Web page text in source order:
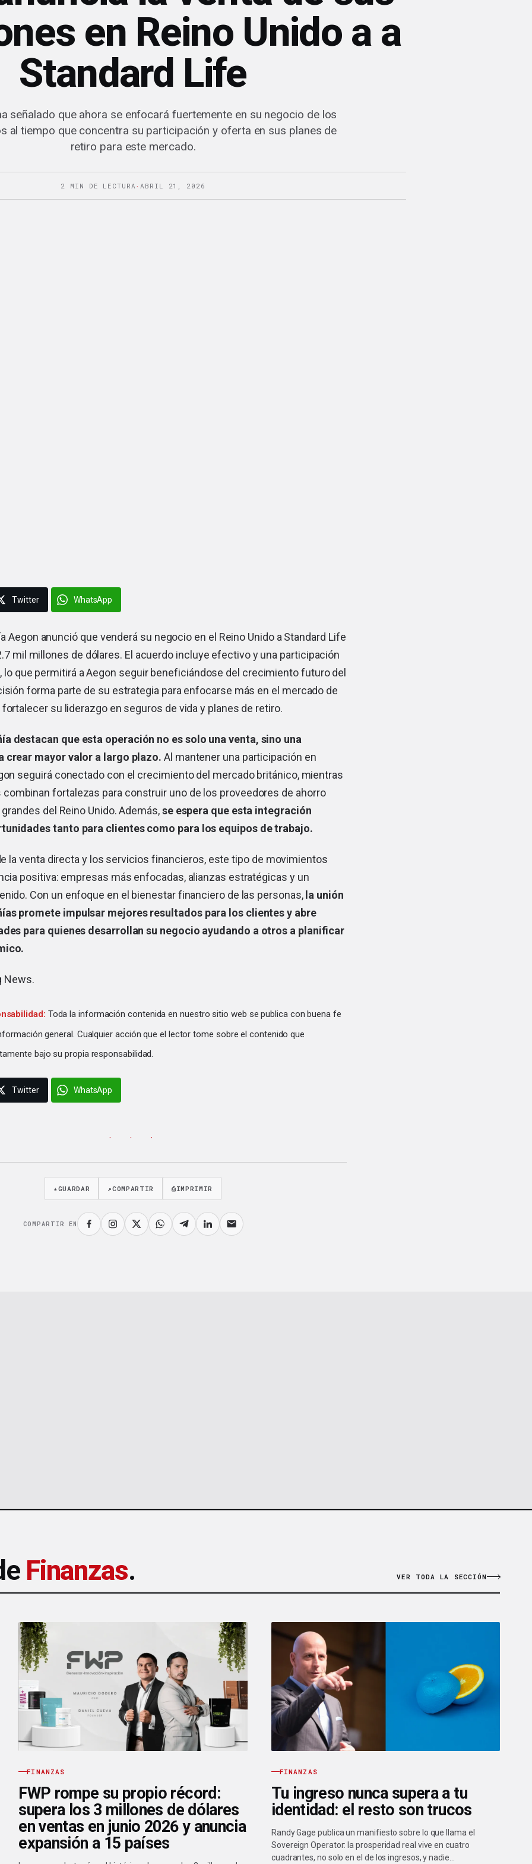
en Reino Unido a a
Standard Life
señalado que ahora se enfocará fuertemente en su negocio de los
al tiempo que concentra su participación y oferta en sus planes de
retiro para este mercado.
2 MIN DE LECTURA ·ABRIL 21, 2026
Twitter WhatsApp
Aegon anunció que venderá su negocio en el Reino Unido a Standard Life
mil millones de dólares. El acuerdo incluye efectivo y una participación
lo que permitirá a Aegon seguir beneficiándose del crecimiento futuro del
forma parte de su estrategia para enfocarse más en el mercado de
su liderazgo en seguros de vida y planes de retiro.
destacan que esta operación no es solo una venta, sino una
crear mayor valor a largo plazo.Al mantener una participación en
seguirá conectado con el crecimiento del mercado británico, mientras
fortalezas para construir uno de los proveedores de ahorro
del Reino Unido. Además,se espera que esta integración
tanto para clientes como para los equipos de trabajo.
la venta directa y los servicios financieros, este tipo de movimientos
positiva: empresas más enfocadas, alianzas estratégicas y un
Con un enfoque en el bienestar financiero de las personas,la unión
promete impulsar mejores resultados para los clientes y abre
para quienes desarrollan su negocio ayudando a otros a planificar
News.
Toda la información contenida en nuestro sitio web se publica con buena fe
general. Cualquier acción que el lector tome sobre el contenido que
bajo su propia responsabilidad.
Twitter WhatsApp
· · ·
★GUARDAR ↗COMPARTIR ⎙IMPRIMIR
COMPARTIR EN
Finanzas. VER TODA LA SECCIÓN
FINANZAS
FWP rompe su propio récord:
supera los 3 millones de dólares
en ventas en junio 2026 y anuncia
expansión a 15 países
FINANZAS
Tu ingreso nunca supera a tu
identidad: el resto son trucos
Randy Gage publica un manifiesto sobre lo que llama el
Sovereign Operator: la prosperidad real vive en cuatro
cuadrantes, no solo en el de los ingresos, y nadie…